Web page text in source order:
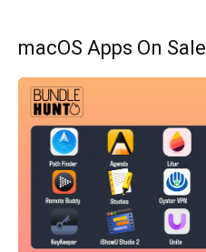
macOS Apps On Sale